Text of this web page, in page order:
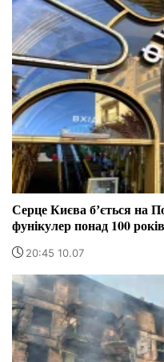
Серце Києва бʼється на
фунікулер понад 100
20:45 10.07